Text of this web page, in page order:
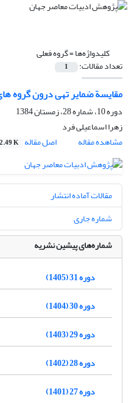
کلیدواژه‌ها =گروه فعلی
تعداد مقالات: 1
مقایسة ضمایر تهی درون گروه
دوره 10، شماره 28، زمستان 1384
زهرا اسماعیلی فرد
مشاهده مقاله
اصل مقاله K
مقالات آماده انتشار
شماره جاری
شماره‌های پیشین نشریه
دوره 31 (1405)
دوره 30 (1404)
دوره 29 (1403)
دوره 28 (1402)
دوره 27 (1401)